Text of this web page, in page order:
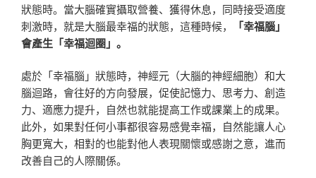
狀態時。當大腦確實攝取營養、獲得休息，同時接受適度
刺激時，就是大腦最幸福的狀態，這種時候，
「幸福腦」
會產生「幸福迴圈」。
處於「幸福腦」狀態時，神經元（大腦的神經細胞）和大
腦迴路，會往好的方向發展，促使記憶力、思考力、創造
力、適應力提升，自然也就能提高工作或課業上的成果。
此外，如果對任何小事都很容易感覺幸福，自然能讓人心
胸更寬大，相對的也能對他人表現關懷或感謝之意，進而
改善自己的人際關係。